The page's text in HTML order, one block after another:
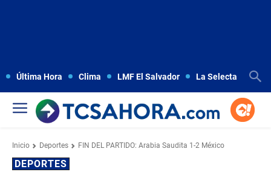
Última Hora Clima LMF El Salvador La Selecta
Inicio Deportes FIN DEL PARTIDO: Arabia Saudita 1-2 México
DEPORTES